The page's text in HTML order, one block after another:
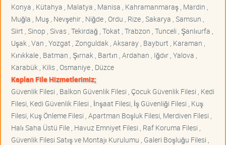
Konya , Kütahya , Malatya , Manisa , Kahramanmaraş , Mardin ,
Muğla , Muş , Nevşehir , Niğde , Ordu , Rize , Sakarya , Samsun ,
Siirt , Sinop , Sivas , Tekirdağ , Tokat , Trabzon , Tunceli , Şanlıurfa ,
Uşak , Van , Yozgat , Zonguldak , Aksaray , Bayburt , Karaman ,
Kırıkkale , Batman , Şırnak , Bartın , Ardahan , Iğdır , Yalova ,
Karabük , Kilis , Osmaniye , Düzce
Kaplan File Hizmetlerimiz;
Güvenlik Filesi , Balkon Güvenlik Filesi , Çocuk Güvenlik Filesi , Kedi
Filesi, Kedi Güvenlik Filesi , İnşaat Filesi, İş Güvenliği Filesi , Kuş
Filesi, Kuş Önleme Filesi , Apartman Boşluk Filesi, Merdiven Filesi ,
Halı Saha Üstü File , Havuz Emniyet Filesi , Raf Koruma Filesi ,
Güvenlik Filesi Satış ve Montajı Kurulumu , Galeri Boşluğu Filesi ,